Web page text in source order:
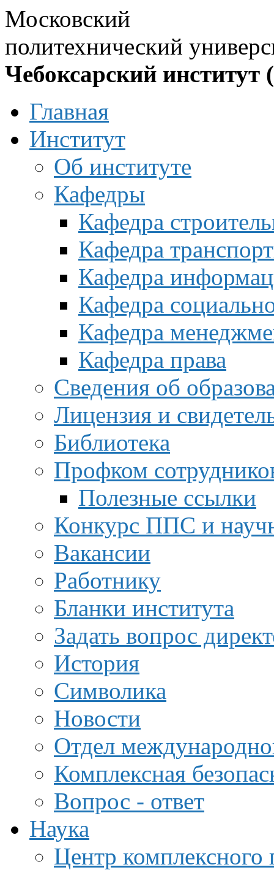
Московский
политехнический
Чебоксарский институт
Главная
Институт
Об институте
Кафедры
Кафедра
Кафедра
Кафедра
Кафедра
Кафедра
Кафедра права
Сведения об
Лицензия и
Библиотека
Профком
Полезные ссылки
Конкурс ППС и
Вакансии
Работнику
Бланки института
Задать вопрос
История
Символика
Новости
Отдел
Комплексная
Вопрос - ответ
Наука
Центр